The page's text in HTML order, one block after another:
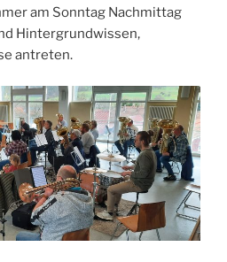
am Sonntag Nachmittag
Hintergrundwissen,
antreten.